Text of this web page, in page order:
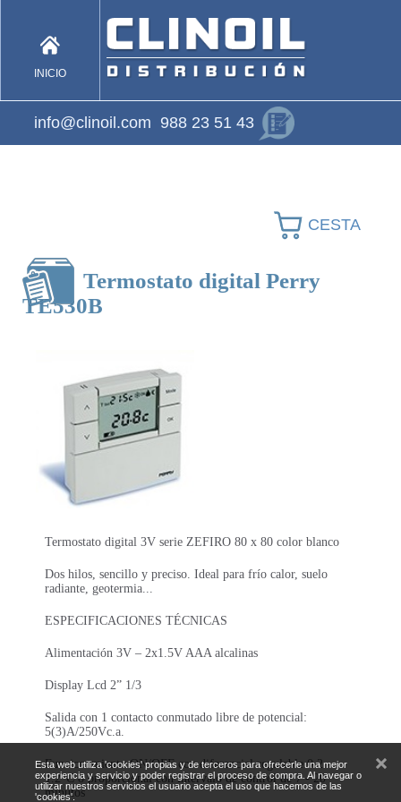
Esta web utiliza 'cookies' propias y de terceros para ofrecerle una mejor
experiencia y servicio y poder registrar el proceso de compra. Al navegar o
utilizar nuestros servicios el usuario acepta el uso que hacemos de las
'cookies'.
INICIO
info@clinoil.com 988 23 51 43
CESTA
Termostato digital Perry
TE530B
Termostato digital 3V serie ZEFIRO 80 x 80 color blanco
Dos hilos, sencillo y preciso. Ideal para frío calor, suelo
radiante, geotermia...
ESPECIFICACIONES TÉCNICAS
Alimentación 3V – 2x1.5V AAA alcalinas
Display Lcd 2” 1/3
Salida con 1 contacto conmutado libre de potencial:
5(3)A/250Vc.a.
Funcionamiento ON/OFF con diferencial regulable 0.2 –
1.2°C o proporcional con intervalo de control de 7 - 20
minutos